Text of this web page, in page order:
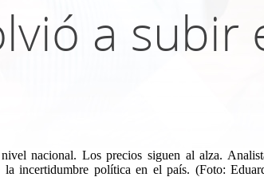
a subir
nacional. Los precios siguen al alza.
incertidumbre política en el país. (Foto: